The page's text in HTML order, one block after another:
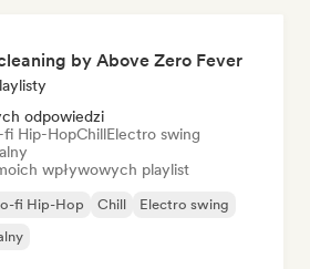
by Above Zero Fever
odpowiedzi
Hip-HopChillElectro swing
wpływowych playlist
fi Hip-Hop Chill
Electro swing